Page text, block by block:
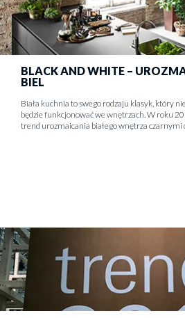
BLACK AND WHITE –
BIEL
Biała kuchnia to swego rodzaju klasyk, który
będzie funkcjonować we wnętrzach. W roku
trend urozmaicania białego wnętrza czarnymi